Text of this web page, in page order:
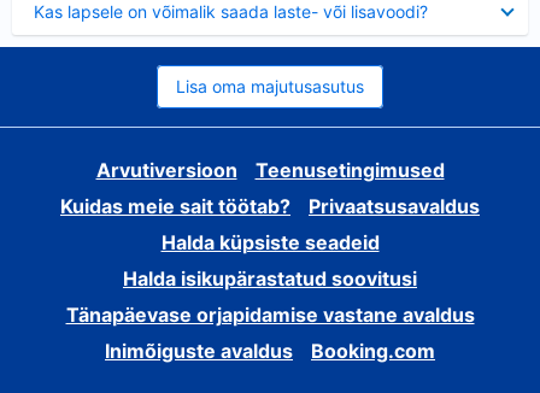
Kas lapsele on võimalik saada laste- või lisavoodi?
Lisa oma majutusasutus
Arvutiversioon
Teenusetingimused
Kuidas meie sait töötab?
Privaatsusavaldus
Halda küpsiste seadeid
Halda isikupärastatud soovitusi
Tänapäevase orjapidamise vastane avaldus
Inimõiguste avaldus
Booking.com